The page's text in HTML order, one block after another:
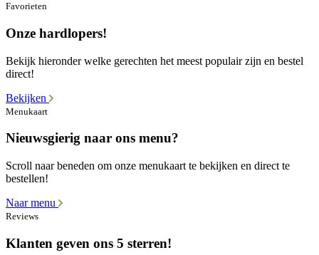
Favorieten
Onze hardlopers!
Bekijk hieronder welke gerechten het meest populair zijn en bestel
direct!
Bekijken
Menukaart
Nieuwsgierig naar ons menu?
Scroll naar beneden om onze menukaart te bekijken en direct te
bestellen!
Naar menu
Reviews
Klanten geven ons 5 sterren!